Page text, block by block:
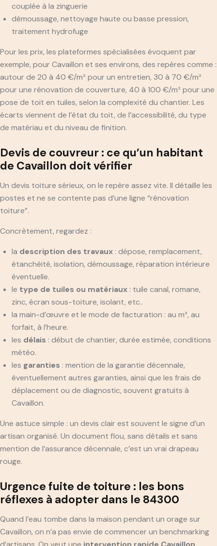
couplée à la zinguerie
démoussage, nettoyage haute ou basse pression,
traitement hydrofuge
Pour les prix, les plateformes spécialisées évoquent par
exemple, pour Cavaillon et ses environs, des repères comme :
autour de 20 à 40 €/m² pour un entretien, 30 à 70 €/m²
pour une rénovation de couverture, 40 à 100 €/m² pour une
pose de toit en tuiles, selon la complexité du chantier. Les
écarts viennent de l’état du toit, de l’accessibilité, du type
de matériau et du niveau de finition.
Devis de couvreur : ce qu’un habitant
de Cavaillon doit vérifier
Un devis toiture sérieux, on le repère assez vite. Il détaille les
postes et ne se contente pas d’une ligne “rénovation
toiture”.
Concrètement, regardez :
la description des travaux : dépose, remplacement,
étanchéité, isolation, démoussage, réparation intérieure
éventuelle.
le type de tuiles ou matériaux : tuile canal, romane,
zinc, écran sous-toiture, isolant, etc..
la main-d’œuvre et le mode de facturation : au m², au
forfait, à l’heure.
les délais : début de chantier, durée estimée, conditions
météo.
les garanties : mention de la garantie décennale,
éventuellement autres garanties, ainsi que les frais de
déplacement ou de diagnostic, souvent gratuits à
Cavaillon.
Une astuce simple : un devis clair est souvent le signe d’un
artisan organisé. Un document flou, sans détails et sans
mention de l’assurance décennale, c’est un vrai drapeau
rouge.
Urgence fuite de toiture : les bons
réflexes à adopter dans le 84300
Quand l’eau tombe dans la maison pendant un orage sur
Cavaillon, on n’a pas envie de commencer un benchmarking